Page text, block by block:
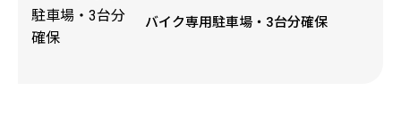
バイク専用駐車場・3台分確保